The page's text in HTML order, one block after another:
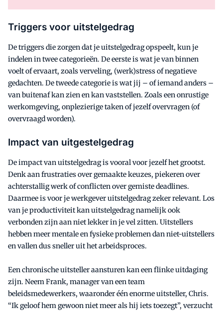
Triggers voor uitstelgedrag
De triggers die zorgen dat je uitstelgedrag opspeelt, kun je
indelen in twee categorieën. De eerste is wat je van binnen
voelt of ervaart, zoals verveling, (werk)stress of negatieve
gedachten. De tweede categorie is wat jij – of iemand anders –
van buitenaf kan zien en kan vaststellen. Zoals een onrustige
werkomgeving, onplezierige taken of jezelf overvragen (of
overvraagd worden).
Impact van uitgestelgedrag
De impact van uitstelgedrag is vooral voor jezelf het grootst.
Denk aan frustraties over gemaakte keuzes, piekeren over
achterstallig werk of conflicten over gemiste deadlines.
Daarmee is voor je werkgever uitstelgedrag zeker relevant. Los
van je productiviteit kan uitstelgedrag namelijk ook
verbonden zijn aan niet lekker in je vel zitten. Uitstellers
hebben meer mentale en fysieke problemen dan niet-uitstellers
en vallen dus sneller uit het arbeidsproces.
Een chronische uitsteller aansturen kan een flinke uitdaging
zijn. Neem Frank, manager van een team
beleidsmedewerkers, waaronder één enorme uitsteller, Chris.
“Ik geloof hem gewoon niet meer als hij iets toezegt”, verzucht